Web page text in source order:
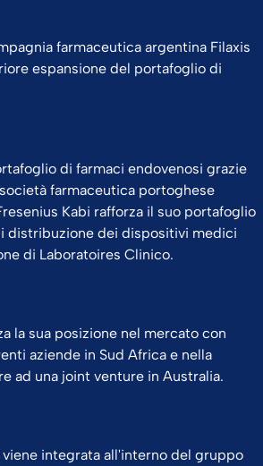
farmaceutica argentina Filaxis
espansione del portafoglio di
di farmaci endovenosi grazie
farmaceutica portoghese
Kabi rafforza il suo portafoglio
distribuzione dei dispositivi medici
di Laboratoires Clinico.
la sua posizione nel mercato con
aziende in Sud Africa e nella
ad una joint venture in Australia.
viene integrata all'interno del gruppo